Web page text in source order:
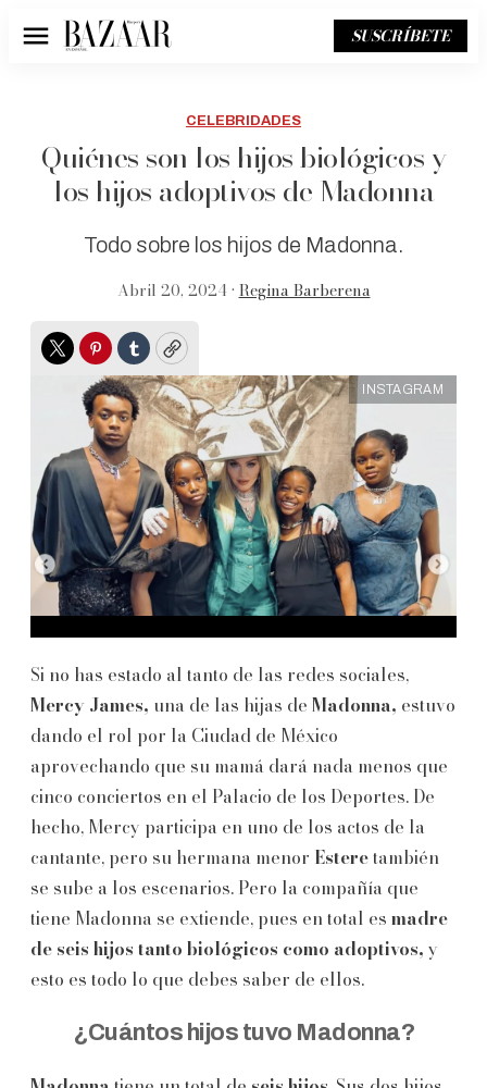
Menú SUSCRÍBETE
CELEBRIDADES
Quiénes son los hijos biológicos y
los hijos adoptivos de Madonna
Todo sobre los hijos de Madonna.
Abril 20, 2024 • Regina Barberena
TwitterPinterest
TumblrCopy
INSTAGRAM
Si no has estado al tanto de las redes sociales,
Mercy James, una de las hijas de Madonna, estuvo
dando el rol por la Ciudad de México
aprovechando que su mamá dará nada menos que
cinco conciertos en el Palacio de los Deportes. De
hecho, Mercy participa en uno de los actos de la
cantante, pero su hermana menor Esteretambién
se sube a los escenarios. Pero la compañía que
tiene Madonna se extiende, pues en total es madre
de seis hijos tanto biológicos como adoptivos, y
esto es todo lo que debes saber de ellos.
¿Cuántos hijos tuvo Madonna?